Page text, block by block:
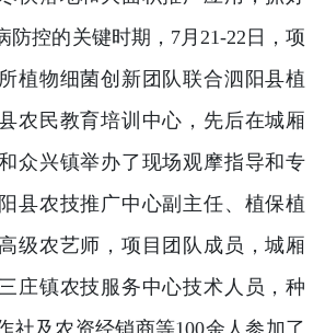
防控的关键时期，7月21-22日，项
植物细菌创新团队联合泗阳县植
农民教育培训中心，先后在城厢
众兴镇举办了现场观摩指导和专
县农技推广中心副主任、植保植
级农艺师，项目团队成员，城厢
庄镇农技服务中心技术人员，种